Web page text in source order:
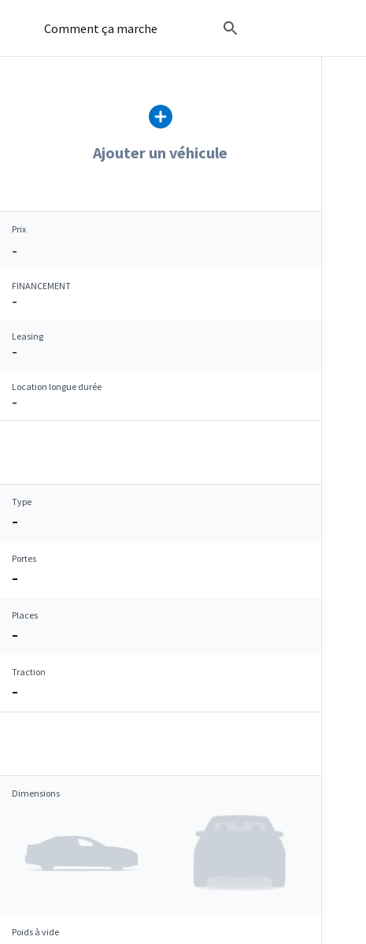
Comment ça marche
Ajouter un véhicule
Prix
–
FINANCEMENT
–
Leasing
–
Location longue durée
–
Type
–
Portes
–
Places
–
Traction
–
Dimensions
Poids à vide